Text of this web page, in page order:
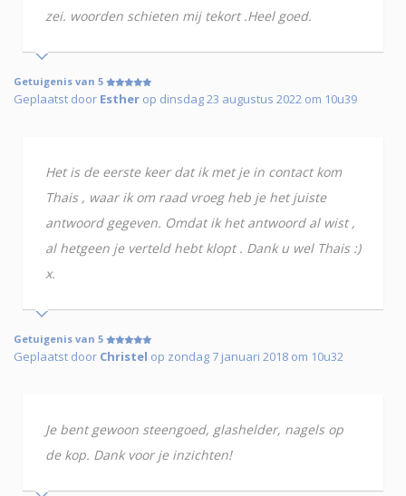
zei. woorden schieten mij tekort .Heel goed.
Getuigenis van 5
Geplaatst door Esther op dinsdag 23 augustus 2022 om 10u39
Het is de eerste keer dat ik met je in contact kom
Thais , waar ik om raad vroeg heb je het juiste
antwoord gegeven. Omdat ik het antwoord al wist ,
al hetgeen je verteld hebt klopt . Dank u wel Thais :)
x.
Getuigenis van 5
Geplaatst door Christel op zondag 7 januari 2018 om 10u32
Je bent gewoon steengoed, glashelder, nagels op
de kop. Dank voor je inzichten!